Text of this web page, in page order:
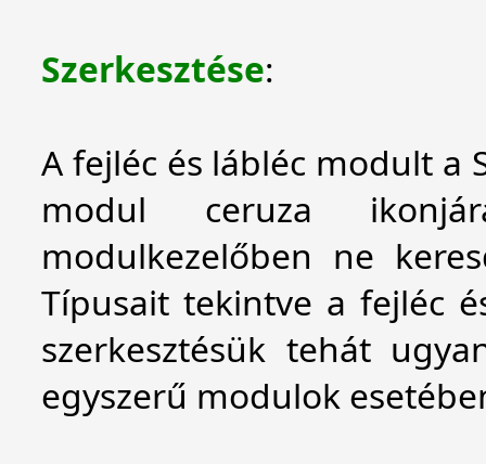
Szerkesztése:
A fejléc és lábléc modult a
modul ceruza
modulkezelőben ne
Típusait tekintve a fejléc
szerkesztésük tehát
egyszerű modulok